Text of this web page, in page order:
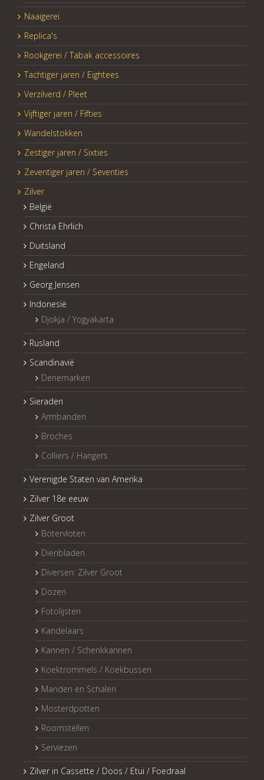
Naaigerei
Replica's
Rookgerei / Tabak accessoires
Tachtiger jaren / Eightees
Verzilverd / Pleet
Vijftiger jaren / Fifties
Wandelstokken
Zestiger jaren / Sixties
Zeventiger jaren / Seventies
Zilver
België
Christa Ehrlich
Duitsland
Engeland
Georg Jensen
Indonesië
Djokja / Yogyakarta
Rusland
Scandinavië
Denemarken
Sieraden
Armbanden
Broches
Colliers / Hangers
Verenigde Staten van Amerika
Zilver 18e eeuw
Zilver Groot
Botervloten
Dienbladen
Diversen: Zilver Groot
Dozen
Fotolijsten
Kandelaars
Kannen / Schenkkannen
Koektrommels / Koekbussen
Manden en Schalen
Mosterdpotten
Roomstellen
Serviezen
Zilver in Cassette / Doos / Etui / Foedraal